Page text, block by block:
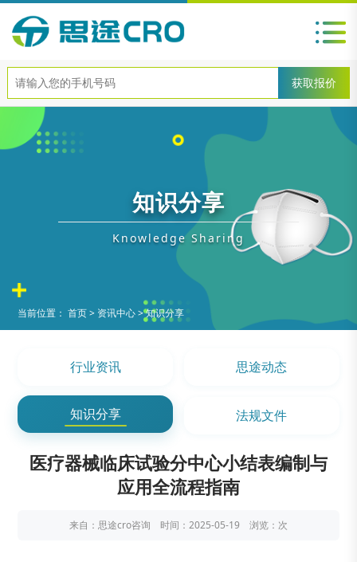
知识分享
Knowledge Sharing
当前位置：首页> 资讯中心>知识分享
行业资讯 思途动态
知识分享 法规文件
医疗器械临床试验分中心小结表编制与
应用全流程指南
来自：思途cro咨询 时间：2025-05-19 浏览： 次